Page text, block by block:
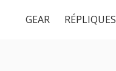
GEAR RÉPLIQUES